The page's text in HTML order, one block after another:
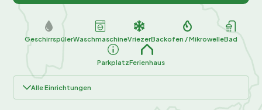
GeschirrspülerWaschmaschineVriezerBackofen / MikrowelleBad
ParkplatzFerienhaus
Alle Einrichtungen